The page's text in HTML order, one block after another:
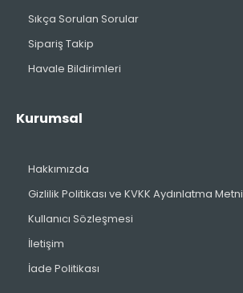
Sıkça Sorulan Sorular
Sipariş Takip
Havale Bildirimleri
Kurumsal
Hakkımızda
Gizlilik Politikası ve KVKK Aydınlatma Metni
Kullanıcı Sözleşmesi
İletişim
İade Politikası